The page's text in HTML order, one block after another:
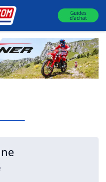
Guides
d'achat